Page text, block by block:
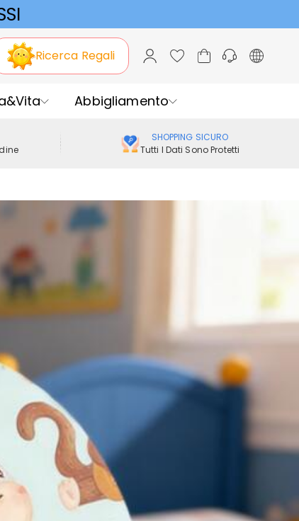
Ricerca Regali
Abbigliamento
SHOPPING SICURO
Tutti I Dati Sono Protetti